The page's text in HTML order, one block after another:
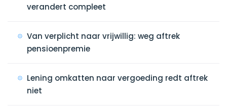
verandert compleet
Van verplicht naar vrijwillig: weg aftrek
pensioenpremie
Lening omkatten naar vergoeding redt aftrek
niet